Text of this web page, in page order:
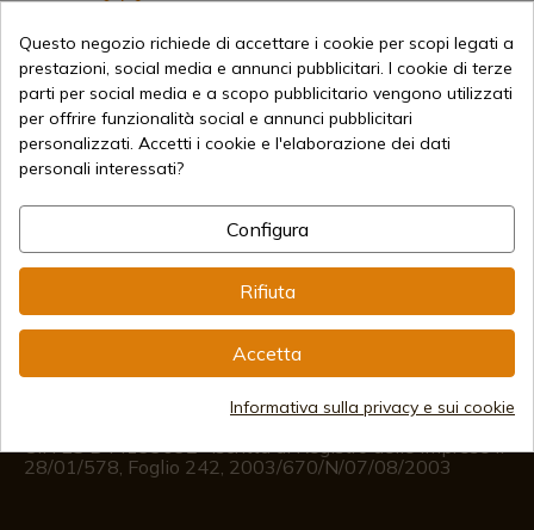
Informazione
(+34)978 877 088
(+34)676 850 364
Informazioni per il cliente
CIF: ES B44193092 · Iscritta al Registro delle Imprese il
28/01/578, Foglio 242, 2003/670/N/07/08/2003
Questo negozio richiede di accettare i cookie per scopi legati a
prestazioni, social media e annunci pubblicitari. I cookie di terze
parti per social media e a scopo pubblicitario vengono utilizzati
per offrire funzionalità social e annunci pubblicitari
personalizzati. Accetti i cookie e l'elaborazione dei dati
personali interessati?
Configura
Rifiuta
Accetta
Informativa sulla privacy e sui cookie